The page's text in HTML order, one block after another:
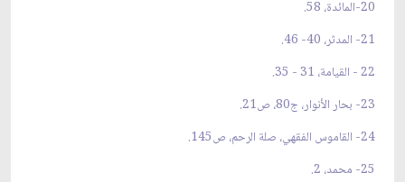
20-المائدة، 58.
21- المدثر، 40- 46.
22 - القيامة، 31 - 35.
23- بحار الأنوار، ج80، ص21.
24- القاموس الفقهي، صلة الرحم، ص145.
25- محمد، 2.